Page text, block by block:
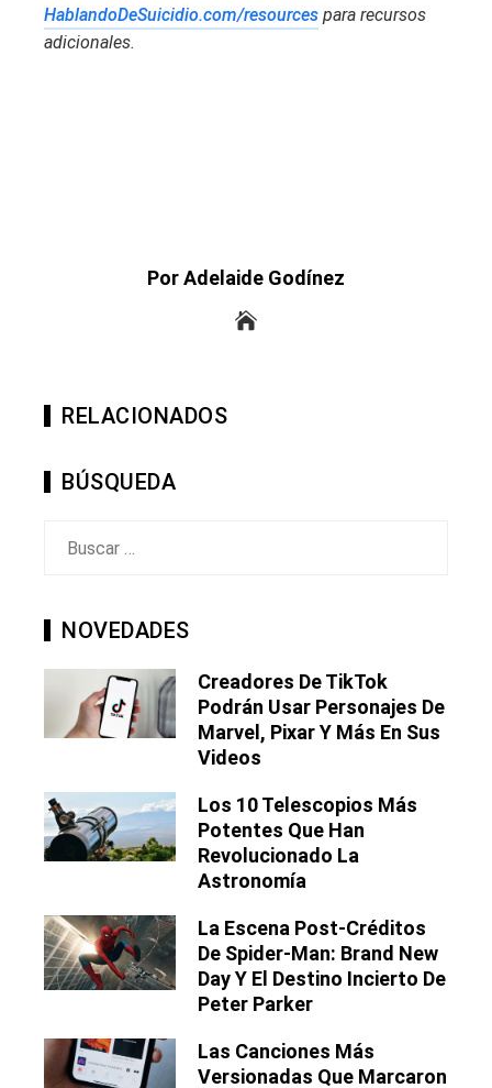
HablandoDeSuicidio.com/resources para recursos
adicionales.
Por Adelaide Godínez
RELACIONADOS
BÚSQUEDA
NOVEDADES
Creadores De TikTok
Podrán Usar Personajes De
Marvel, Pixar Y Más En Sus
Videos
Los 10 Telescopios Más
Potentes Que Han
Revolucionado La
Astronomía
La Escena Post-Créditos
De Spider-Man: Brand New
Day Y El Destino Incierto De
Peter Parker
Las Canciones Más
Versionadas Que Marcaron